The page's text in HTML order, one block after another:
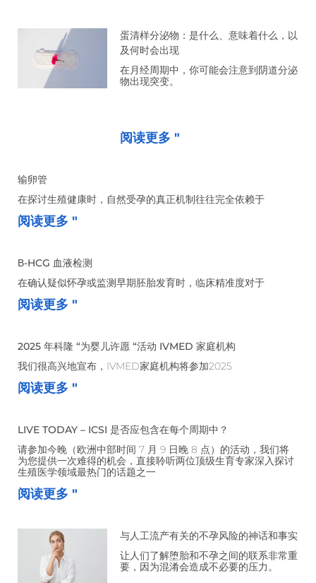
蛋清样分泌物：是什么、意味着什么，以
及何时会出现
在月经周期中，你可能会注意到阴道分泌
物出现突变。
阅读更多 "
输卵管
在探讨生殖健康时，自然受孕的真正机制往往完全依赖于
阅读更多 "
Β-HCG 血液检测
在确认疑似怀孕或监测早期胚胎发育时，临床精准度对于
阅读更多 "
2025 年科隆 “为婴儿许愿 “活动 IVMED 家庭机构
我们很高兴地宣布，IVMED家庭机构将参加2025
阅读更多 "
LIVE TODAY – ICSI 是否应包含在每个周期中？
请参加今晚（欧洲中部时间 7 月 9 日晚 8 点）的活动，我们将
为您提供一次难得的机会，直接聆听两位顶级生育专家深入探讨
生殖医学领域最热门的话题之一
阅读更多 "
与人工流产有关的不孕风险的神话和事实
让人们了解堕胎和不孕之间的联系非常重
要，因为混淆会造成不必要的压力。